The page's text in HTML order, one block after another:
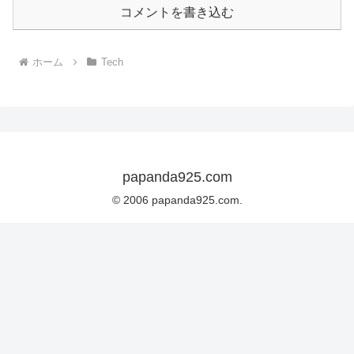
コメントを書き込む
ホーム Tech
papanda925.com
© 2006 papanda925.com.